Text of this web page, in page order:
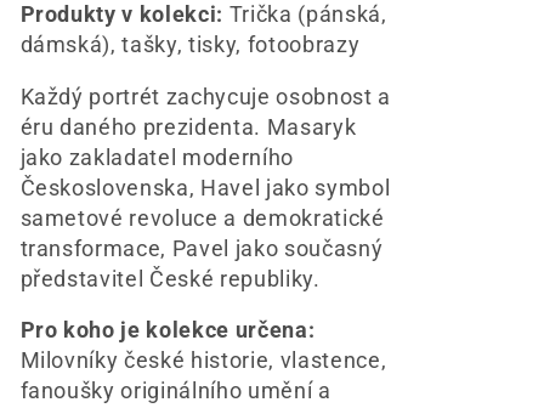
Produkty v kolekci: Trička (pánská,
dámská), tašky, tisky, fotoobrazy
Každý portrét zachycuje osobnost a
éru daného prezidenta. Masaryk
jako zakladatel moderního
Československa, Havel jako symbol
sametové revoluce a demokratické
transformace, Pavel jako současný
představitel České republiky.
Pro koho je kolekce určena:
Milovníky české historie, vlastence,
fanoušky originálního umění a